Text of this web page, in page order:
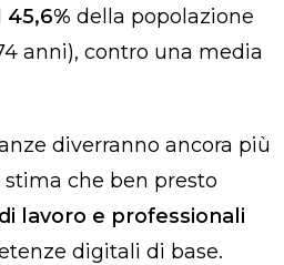
45,6% della popolazione
anni), contro una media
diverranno ancora più
che ben presto
lavoro e professionali
digitali di base.